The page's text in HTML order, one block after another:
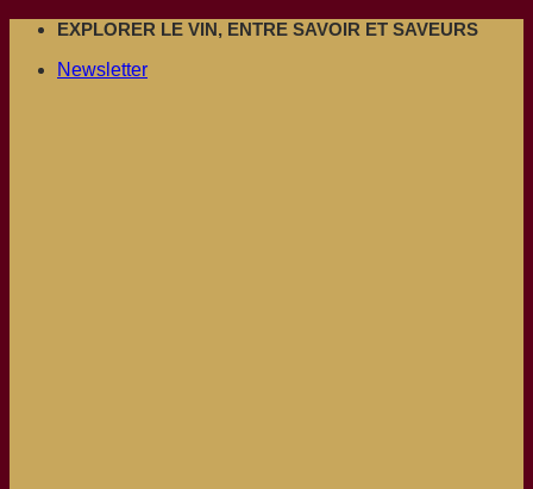
Passer
contenu
EXPLORER LE VIN, ENTRE SAVOIR ET SAVEURS
Newsletter